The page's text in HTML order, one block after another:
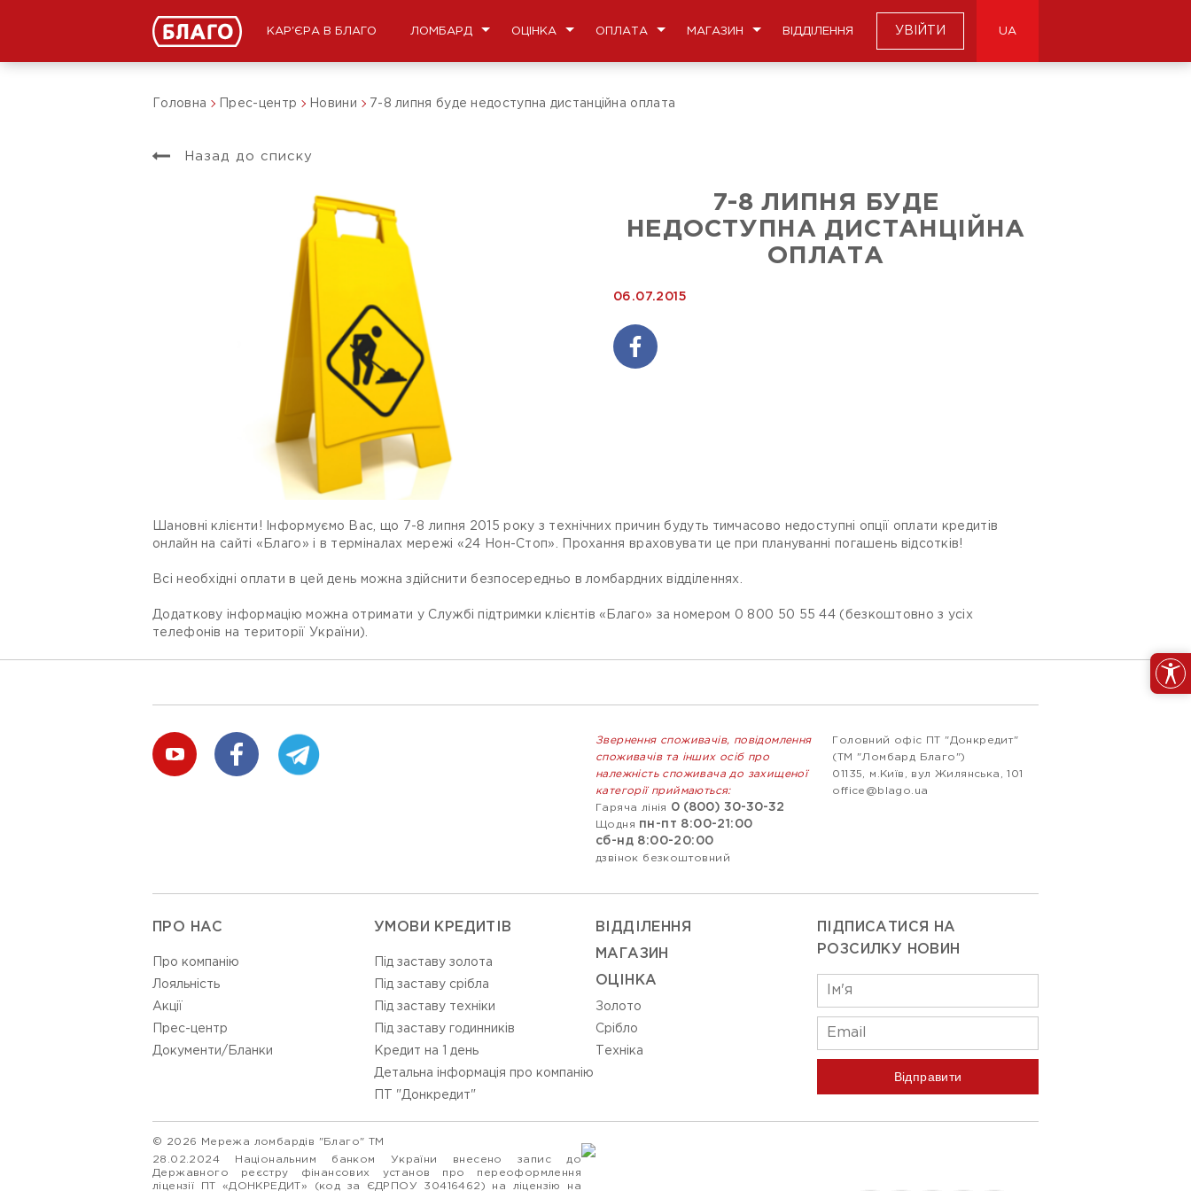
КАР'ЄРА В БЛАГО ЛОМБАРД ОЦІНКА ОПЛАТА МАГАЗИН ВІДДІЛЕННЯ УВІЙТИ UA
Головна Прес-центр Новини 7-8 липня буде недоступна дистанційна оплата
Назад до списку
7-8 ЛИПНЯ БУДЕ
НЕДОСТУПНА ДИСТАНЦІЙНА
ОПЛАТА
06.07.2015
Шановні клієнти! Інформуємо Вас, що 7-8 липня 2015 року з технічних причин будуть тимчасово недоступні опції оплати кредитів
онлайн на сайті «Благо» і в терміналах мережі «24 Нон-Стоп». Прохання враховувати це при плануванні погашень відсотків!
Всі необхідні оплати в цей день можна здійснити безпосередньо в ломбардних відділеннях.
Додаткову інформацію можна отримати у Службі підтримки клієнтів «Благо» за номером 0 800 50 55 44 (безкоштовно з усіх
телефонів на території України).
Звернення споживачів, повідомлення
споживачів та інших осіб про
належність споживача до захищеної
категорії приймаються:
Гаряча лінія
0 (800) 30-30-32
Щодня пн-пт 8:00-21:00
сб-нд 8:00-20:00
дзвінок безкоштовний
Головний офіс ПТ "Донкредит"
(ТМ "Ломбард Благо")
01135, м.Київ, вул Жилянська, 101
office@blago.ua
ПРО НАС
Про компанію
Лояльність
Акції
Прес-центр
Документи/Бланки
УМОВИ КРЕДИТІВ
Під заставу золота
Під заставу срібла
Під заставу техніки
Під заставу годинників
Кредит на 1 день
Детальна інформація про компанію
ПТ "Донкредит"
ВIДДIЛЕННЯ
МАГАЗИН
ОЦIНКА
Золото
Срiбло
Технiка
ПІДПИСАТИСЯ НА
РОЗСИЛКУ НОВИН
Відправити
© 2026 Мережа ломбардів "Благо" ТМ
28.02.2024 Національним банком України внесено запис до
Державного реєстру фінансових установ про переоформлення
ліцензії ПТ «ДОНКРЕДИТ» (код за ЄДРПОУ 30416462) на ліцензію на